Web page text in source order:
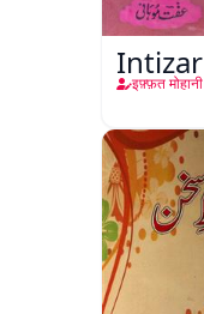
Intizar
इफ़्फ़त मोहानी